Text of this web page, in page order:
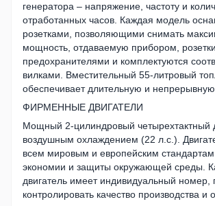
генератора – напряжение, частоту и
отработанных часов. Каждая модель
розетками, позволяющими снимать
мощность, отдаваемую прибором,
предохранителями и комплектуются
вилками. Вместительный 55-литровый
обеспечивает длительную и непрерывную
ФИРМЕННЫЕ ДВИГАТЕЛИ
Мощный 2-цилиндровый четырехтактный
воздушным охлаждением (22 л.с.).
всем мировым и европейским стандартам
экономии и защиты окружающей среды.
двигатель имеет индивидуальный
контролировать качество производства и